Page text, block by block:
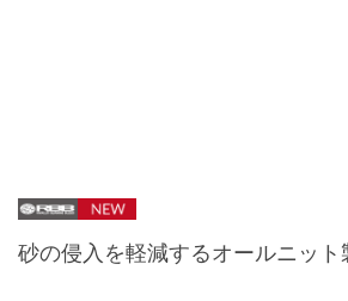
砂の侵入を軽減するオールニット